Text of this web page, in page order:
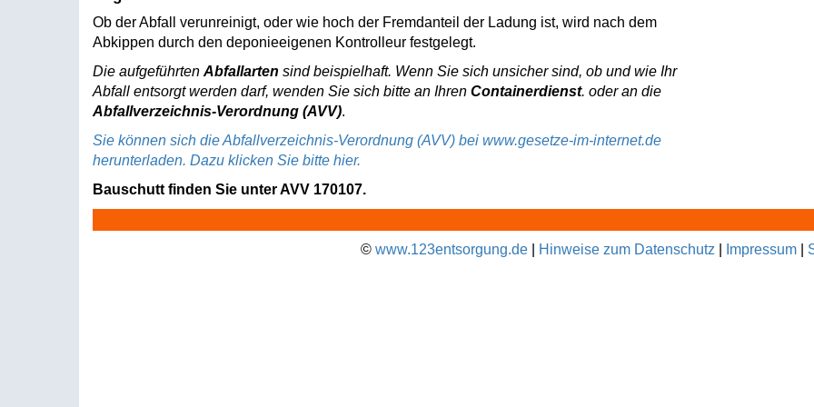
Ob der Abfall verunreinigt, oder wie hoch der Fremdanteil der Ladung ist, wird nach dem
Abkippen durch den deponieeigenen Kontrolleur festgelegt.
Die aufgeführten Abfallarten sind beispielhaft. Wenn Sie sich unsicher sind, ob und wie Ihr
Abfall entsorgt werden darf, wenden Sie sich bitte an Ihren Containerdienst. oder an die
Abfallverzeichnis-Verordnung (AVV).
Sie können sich die Abfallverzeichnis-Verordnung (AVV) bei www.gesetze-im-internet.de
herunterladen. Dazu klicken Sie bitte hier.
Bauschutt finden Sie unter AVV 170107.
© www.123entsorgung.de| Hinweise zum Datenschutz Impressum|